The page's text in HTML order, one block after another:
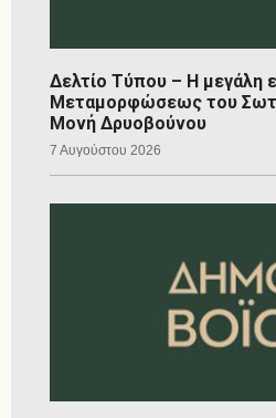
Δελτίο Τύπου – Η μεγάλη
Μεταμορφώσεως του
Μονή Δρυοβούνου
7 Αυγούστου 2026